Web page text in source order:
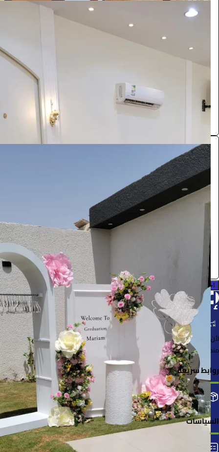
ركن ترحيبي
الفعاليات والحفلات
0.0 (0)
مدخل مناسبات
الفعاليات والحفلات
2200
/ اليوم
احجز الآن
لأن الأشياء خُلقت لتُستخدم
منصة لإعارة واستعارة المنتجات بسهولة وأمان
روابط سريعة
التصنيفات إضافة منتجك طلباتي
السياسات